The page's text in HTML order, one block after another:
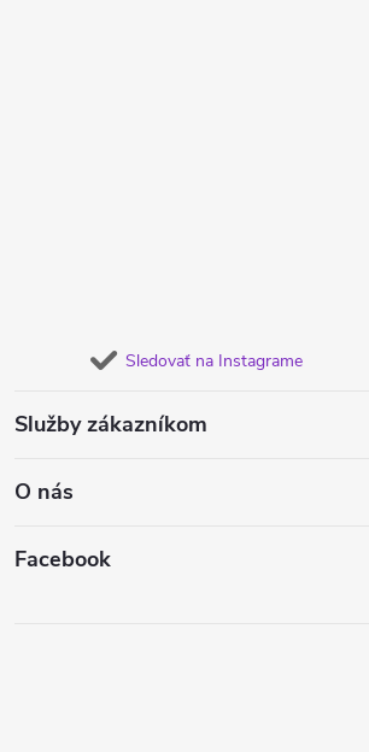
Sledovať na Instagrame
Služby zákazníkom
O nás
Facebook